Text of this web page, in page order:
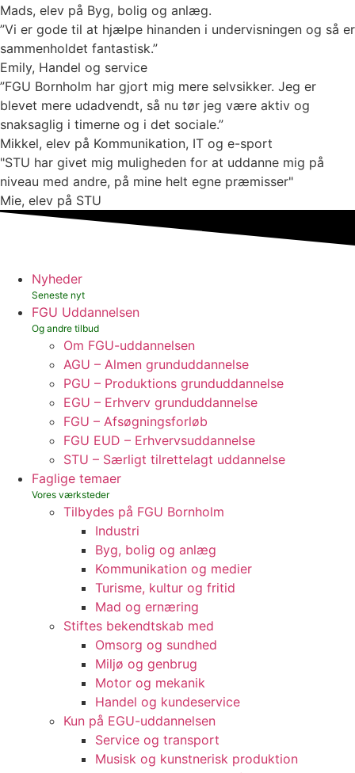
Mads, elev på Byg, bolig og anlæg.
”Vi er gode til at hjælpe hinanden i undervisningen og så er
sammenholdet fantastisk.”
Emily, Handel og service
”FGU Bornholm har gjort mig mere selvsikker. Jeg er
blevet mere udadvendt, så nu tør jeg være aktiv og
snaksaglig i timerne og i det sociale.”
Mikkel, elev på Kommunikation, IT og e-sport
"STU har givet mig muligheden for at uddanne mig på
niveau med andre, på mine helt egne præmisser"
Mie, elev på STU
Nyheder
FGU Uddannelsen
Om FGU-uddannelsen
AGU – Almen grunduddannelse
PGU – Produktions grunduddannelse
EGU – Erhverv grunduddannelse
FGU – Afsøgningsforløb
FGU EUD – Erhvervsuddannelse
STU – Særligt tilrettelagt uddannelse
Faglige temaer
Tilbydes på FGU Bornholm
Industri
Byg, bolig og anlæg
Kommunikation og medier
Turisme, kultur og fritid
Mad og ernæring
Stiftes bekendtskab med
Omsorg og sundhed
Miljø og genbrug
Motor og mekanik
Handel og kundeservice
Kun på EGU-uddannelsen
Service og transport
Musisk og kunstnerisk produktion